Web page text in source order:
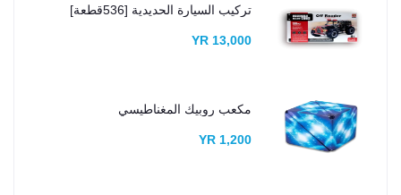
تركيب السيارة الحديدية [536قطعة]
13,000 YR
مكعب روبيك المغناطيسي
1,200 YR